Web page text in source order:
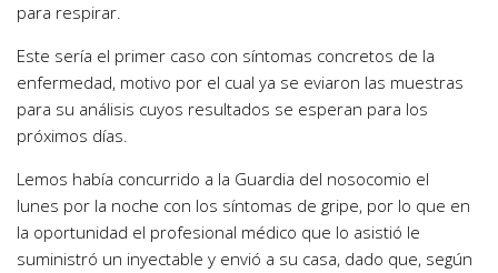
para respirar.
Este sería el primer caso con síntomas concretos de la
enfermedad, motivo por el cual ya se eviaron las muestras
para su análisis cuyos resultados se esperan para los
próximos días.
Lemos había concurrido a la Guardia del nosocomio el
lunes por la noche con los síntomas de gripe, por lo que en
la oportunidad el profesional médico que lo asistió le
suministró un inyectable y envió a su casa, dado que, según